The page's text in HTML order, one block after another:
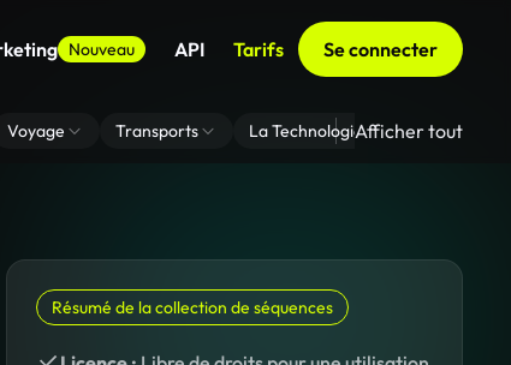
Nouveau API Tarifs Se connecter
Voyage Transports La Technologie Zoom En
Afficher tout
Résumé de la collection de séquences